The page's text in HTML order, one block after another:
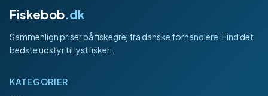
Fiskebob.dk
Sammenlign priser på fiskegrej fra danske forhandlere. Find det
bedste udstyr til lystfiskeri.
KATEGORIER